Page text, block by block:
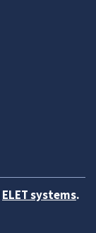
ELET systems.